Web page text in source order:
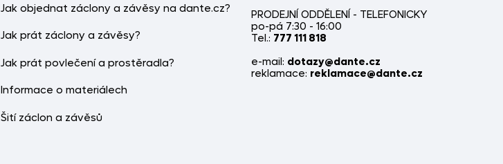
Jak objednat záclony a závěsy na dante.cz?
Jak prát záclony a závěsy?
Jak prát povlečení a prostěradla?
Informace o materiálech
Šití záclon a závěsů
PRODEJNÍ ODDĚLENÍ - TELEFONICKY
po-pá 7:30 - 16:00
Tel.: 777 111 818
e-mail: dotazy@dante.cz
reklamace: reklamace@dante.cz